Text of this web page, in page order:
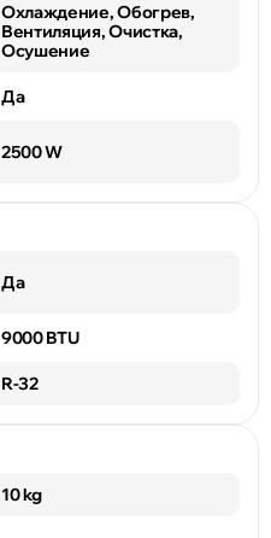
Охлаждение, Обогрев,
Вентиляция, Очистка,
Осушение
Да
2500 W
Да
9000 BTU
R-32
10 kg